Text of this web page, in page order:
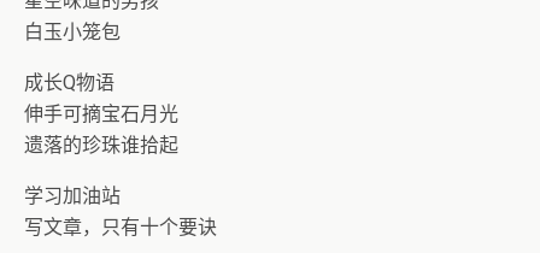
白玉小笼包
成长Q物语
伸手可摘宝石月光
遗落的珍珠谁拾起
学习加油站
写文章，只有十个要诀